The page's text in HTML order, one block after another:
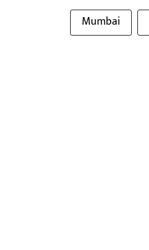
Mumbai